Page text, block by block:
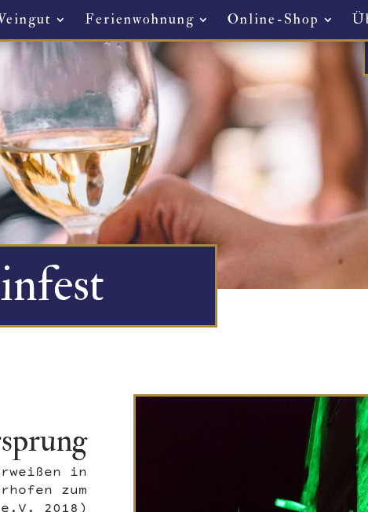
Ferienwohnung Online-Shop
in
zum